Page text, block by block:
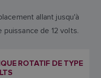
allant jusqu'à
de 12 volts.
ROTATIF DE TYPE